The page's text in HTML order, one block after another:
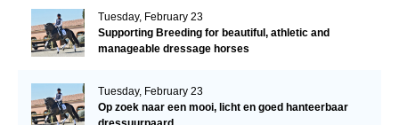
Tuesday, February 23
Supporting Breeding for beautiful, athletic and
manageable dressage horses
Tuesday, February 23
Op zoek naar een mooi, licht en goed hanteerbaar